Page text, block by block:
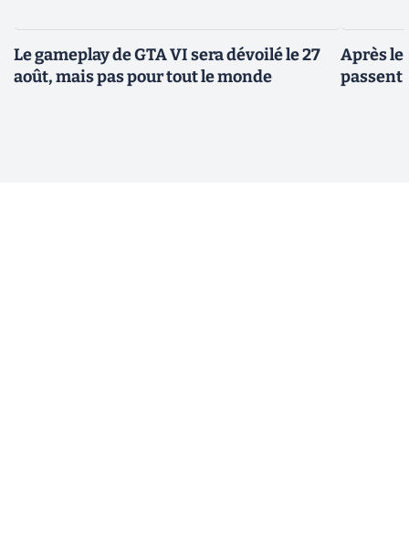
Le gameplay de GTA VI sera dévoilé le 27
août, mais pas pour tout le monde
Après le
passent